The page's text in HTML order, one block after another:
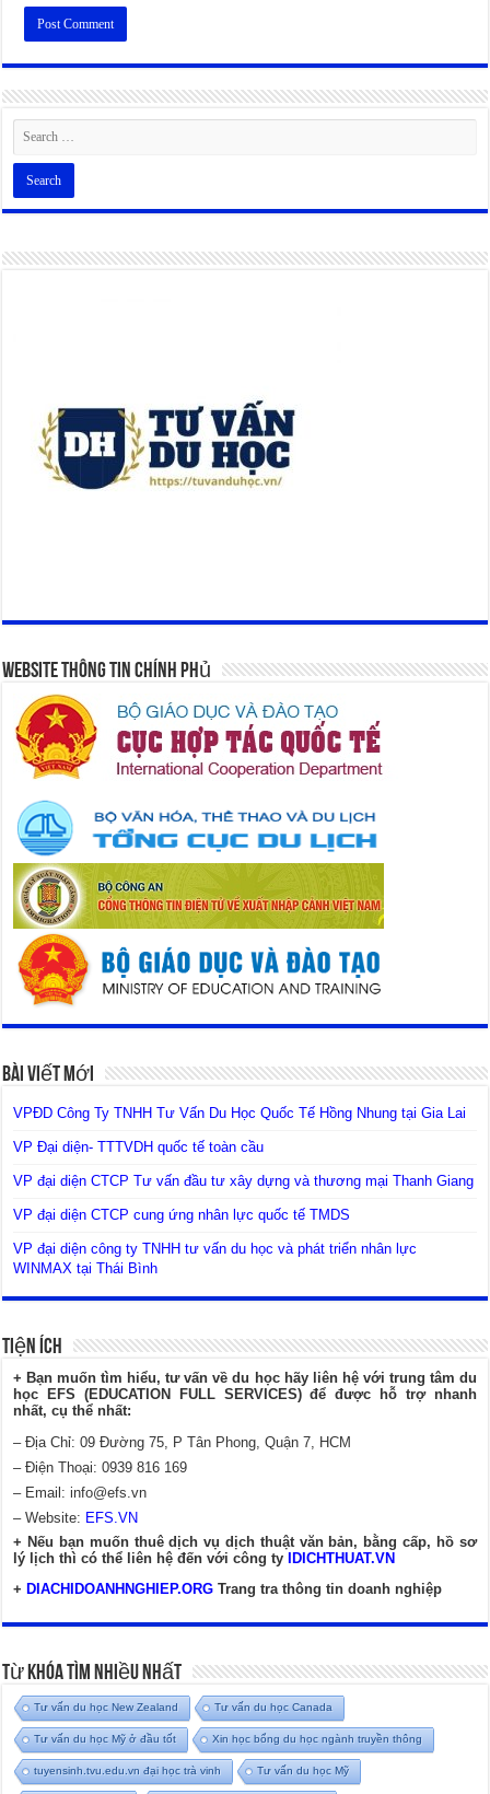
Alternative:
Website Thông Tin Chính Phủ
Bài Viết Mới
VPĐD Công Ty TNHH Tư Vấn Du Học Quốc Tế Hồng Nhung tại Gia Lai
VP Đại diện- TTTVDH quốc tế toàn cầu
VP đại diện CTCP Tư vấn đầu tư xây dựng và thương mại Thanh Giang
VP đại diện CTCP cung ứng nhân lực quốc tế TMDS
VP đại diện công ty TNHH tư vấn du học và phát triển nhân lực
WINMAX tại Thái Bình
Tiện Ích
+ Bạn muốn tìm hiểu, tư vấn về du học hãy liên hệ với trung tâm du
học EFS (EDUCATION FULL SERVICES) để được hỗ trợ nhanh
nhất, cụ thể nhất:
– Địa Chỉ: 09 Đường 75, P Tân Phong, Quận 7, HCM
– Điện Thoại: 0939 816 169
– Email:info@efs.vn
– Website: EFS.VN
+ Nếu bạn muốn thuê dịch vụ dịch thuật văn bản, bằng cấp, hồ sơ
lý lịch thì có thể liên hệ đến với công ty
IDICHTHUAT.VN
+ DIACHIDOANHNGHIEP.ORG Trang tra thông tin doanh nghiệp
Từ Khóa Tìm Nhiều Nhất
Tư vấn du học New Zealand Tư vấn du học Canada
Tư vấn du học Mỹ ở đầu tốt Xin học bổng du học ngành truyền thông
tuyensinh.tvu.edu.vn đại học trà vinh Tư vấn du học Mỹ